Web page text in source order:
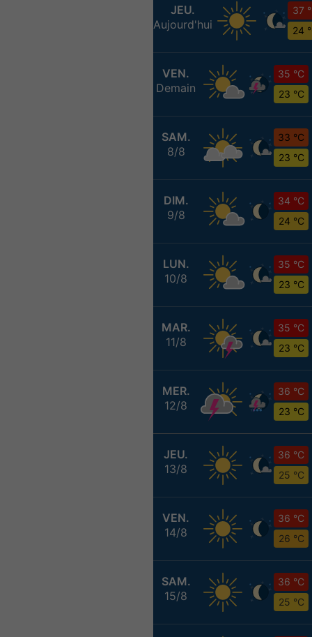
JEU.
Aujourd'hui
37
24
VEN.
Demain
35 °C
23 °C
SAM.
8/8
33 °C
23 °C
DIM.
9/8
34 °C
24 °C
LUN.
10/8
35 °C
23 °C
MAR.
11/8
35 °C
23 °C
MER.
12/8
36 °C
23 °C
JEU.
13/8
36 °C
25 °C
VEN.
14/8
36 °C
26 °C
SAM.
15/8
36 °C
25 °C